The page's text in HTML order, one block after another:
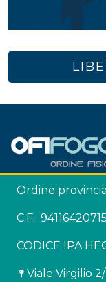
Ordine
C.F: 94116420715
CODICE IPA
Viale Virgilio